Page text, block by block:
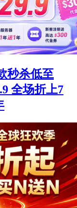
秒杀低至
全场折上7